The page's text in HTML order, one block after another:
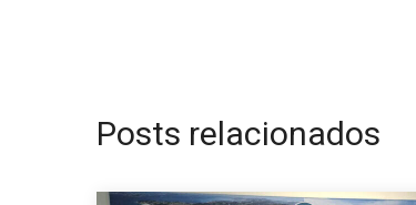
Posts relacionados